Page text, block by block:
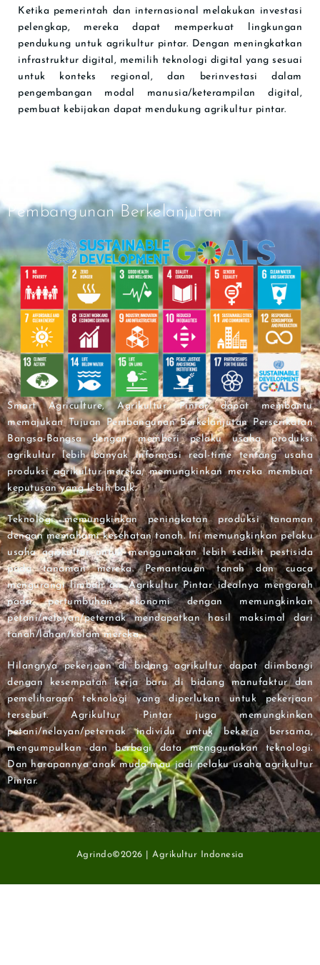
Ketika pemerintah dan internasional melakukan investasi
pelengkap, mereka dapat memperkuat lingkungan
pendukung untuk agrikultur pintar. Dengan meningkatkan
infrastruktur digital, memilih teknologi digital yang sesuai
untuk konteks regional, dan berinvestasi dalam
pengembangan modal manusia/keterampilan digital,
pembuat kebijakan dapat mendukung agrikultur pintar.
Pembangunan Berkelanjutan
Smart Agriculture, Agrikultur Pintar dapat membantu
memajukan Tujuan Pembangunan Berkelanjutan Perserikatan
Bangsa-Bangsa dengan memberi pelaku usaha produksi
agrikultur lebih banyak informasi real-time tentang usaha
produksi agrikultur mereka, memungkinkan mereka membuat
keputusan yang lebih baik.
Teknologi memungkinkan peningkatan produksi tanaman
dengan memahami kesehatan tanah. Ini memungkinkan pelaku
usaha agrikultur untuk menggunakan lebih sedikit pestisida
pada tanaman mereka. Pemantauan tanah dan cuaca
mengurangi limbah air. Agrikultur Pintar idealnya mengarah
pada pertumbuhan ekonomi dengan memungkinkan
petani/nelayan/peternak mendapatkan hasil maksimal dari
tanah/lahan/kolam mereka.
Hilangnya pekerjaan di bidang agrikultur dapat diimbangi
dengan kesempatan kerja baru di bidang manufaktur dan
pemeliharaan teknologi yang diperlukan untuk pekerjaan
tersebut. Agrikultur Pintar juga memungkinkan
petani/nelayan/peternak individu untuk bekerja bersama,
mengumpulkan dan berbagi data menggunakan teknologi.
Dan harapannya anak muda mau jadi pelaku usaha agrikultur
Pintar.
Agrindo©2026 | Agrikultur Indonesia